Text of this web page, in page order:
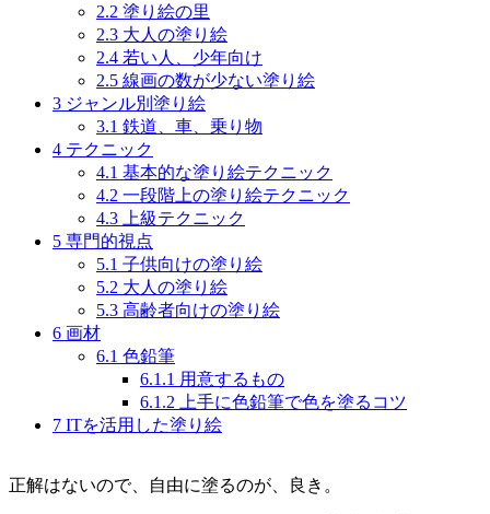
2.2 塗り絵の里
2.3 大人の塗り絵
2.4 若い人、少年向け
2.5 線画の数が少ない塗り絵
3 ジャンル別塗り絵
3.1 鉄道、車、乗り物
4 テクニック
4.1 基本的な塗り絵テクニック
4.2 一段階上の塗り絵テクニック
4.3
上級テクニック
5 専門的視点
5.1 子供向けの塗り絵
5.2 大人の塗り絵
5.3 高齢者向けの塗り絵
6 画材
6.1 色鉛筆
6.1.1 用意するもの
6.1.2
上手に色鉛筆で色を塗るコツ
7 ITを活用した塗り絵
正解はないので、自由に塗るのが、良き。